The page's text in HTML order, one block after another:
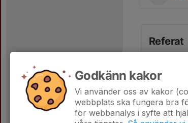
Referat
Godkänn kakor
Vi använder oss av kakor
webbplats ska fungera bra
för webbanalys i syfte att